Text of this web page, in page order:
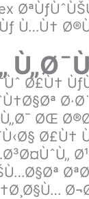
Ù…Ù†
Ø£Ù†
ØŒ
Ø£Ù†